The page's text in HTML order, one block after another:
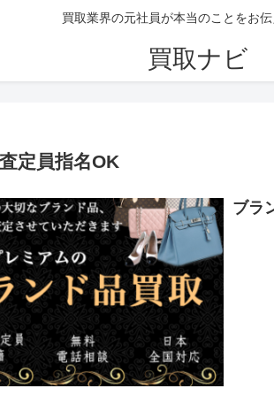
買取業界の元社員が本当のことをお伝
買取ナビ
定員指名OK
ブラ